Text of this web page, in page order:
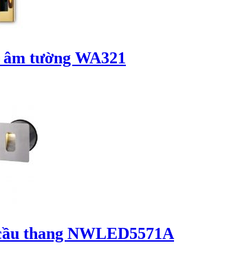
tường WA321
thang NWLED5571A